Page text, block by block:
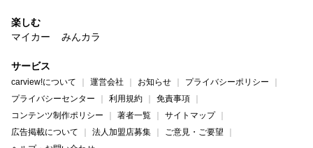
楽しむ
マイカー
みんカラ
サービス
carview!について 運営会社 お知らせ
プライバシーポリシー
プライバシーセンター
利用規約
免責事項
コンテンツ制作ポリシー
著者一覧
サイトマップ
広告掲載について
法人加盟店募集
ご意見・ご要望